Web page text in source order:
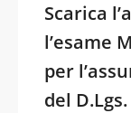
Scarica
l’esame
per
del